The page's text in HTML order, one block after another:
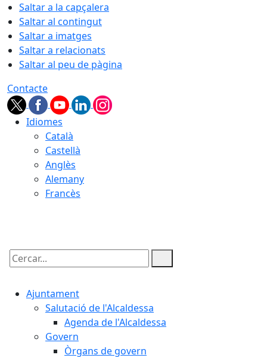
Saltar a la capçalera
Saltar al contingut
Saltar a imatges
Saltar a relacionats
Saltar al peu de pàgina
Contacte
Idiomes
Català
Castellà
Anglès
Alemany
Francès
Cercar:
Ajuntament
Salutació de l'Alcaldessa
Agenda de l'Alcaldessa
Govern
Òrgans de govern